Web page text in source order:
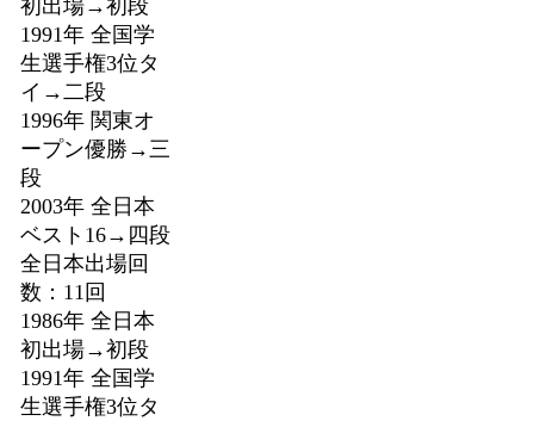
初出場→初段
1991年 全国学
生選手権3位タ
イ→二段
1996年 関東オ
ープン優勝→三
段
2003年 全日本
ベスト16→四段
全日本出場回
数：11回
1986年 全日本
初出場→初段
1991年 全国学
生選手権3位タ